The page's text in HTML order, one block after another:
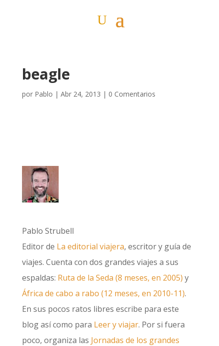
beagle
por Pablo | Abr 24, 2013 | 0 Comentarios
Pablo Strubell
Editor de La editorial viajera, escritor y guía de
viajes. Cuenta con dos grandes viajes a sus
espaldas: Ruta de la Seda (8 meses, en 2005) y
África de cabo a rabo (12 meses, en 2010-11).
En sus pocos ratos libres escribe para este
blog así como para Leer y viajar. Por si fuera
poco, organiza las Jornadas de los grandes